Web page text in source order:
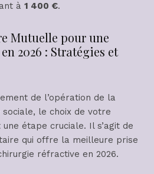
à 1 400 €.
Mutuelle pour une
2026 : Stratégies et
de l’opération de la
le choix de votre
étape cruciale. Il s’agit de
qui offre la meilleure prise
réfractive en 2026.